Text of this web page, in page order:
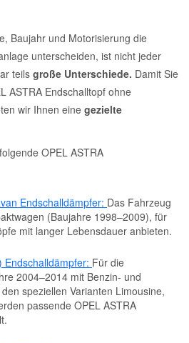
Baujahr und Motorisierung die
unterscheiden, ist nicht jeder
teils große Unterschiede. Damit Sie
ASTRA Endschalltopf ohne
wir Ihnen eine gezielte
OPEL ASTRA
Endschalldämpfer: Das Fahrzeug
(Baujahre 1998–2009), für
mit langer Lebensdauer anbieten.
Endschalldämpfer: Für die
2004–2014 mit Benzin- und
speziellen Varianten Limousine,
passende OPEL ASTRA